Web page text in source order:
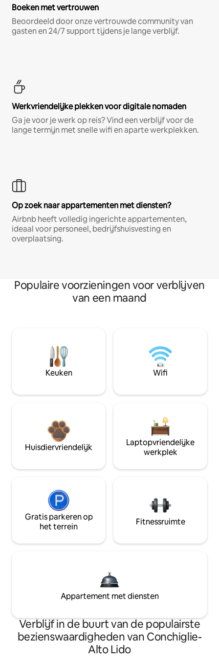
Boeken met vertrouwen
Beoordeeld door onze vertrouwde community van
gasten en 24/7 support tijdens je lange verblijf.
Werkvriendelijke plekken voor digitale nomaden
Ga je voor je werk op reis? Vind een verblijf voor de
lange termijn met snelle wifi en aparte werkplekken.
Op zoek naar appartementen met diensten?
Airbnb heeft volledig ingerichte appartementen,
ideaal voor personeel, bedrijfshuisvesting en
overplaatsing.
Populaire voorzieningen voor verblijven
van een maand
Keuken Wifi
Huisdiervriendelijk
Laptopvriendelijke
werkplek
Gratis parkeren op
het terrein
Fitnessruimte
Appartement met diensten
Verblijf in de buurt van de populairste
bezienswaardigheden van Conchiglie-
Alto Lido